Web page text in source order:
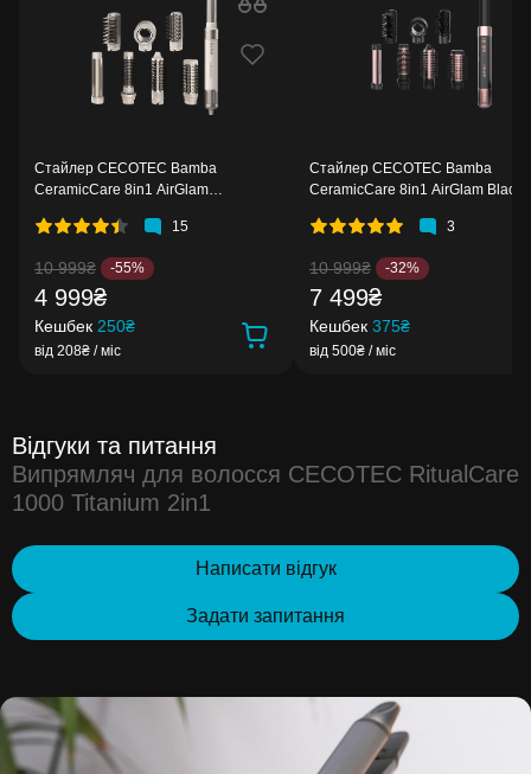
Стайлер CECOTEC Bamba
CeramicCare 8in1 AirGlam
15
10 999₴ -55%
4 999₴
Кешбек 250₴
від 208₴ / міс
Стайлер CECOTEC Bamba
CeramicCare 8in1 AirGlam Black
3
10 999₴ -32%
7 499₴
Кешбек 375₴
від 500₴ / міс
Відгуки та питання
Випрямляч для волосся CECOTEC RitualCare
1000 Titanium 2in1
Написати відгук
Задати запитання